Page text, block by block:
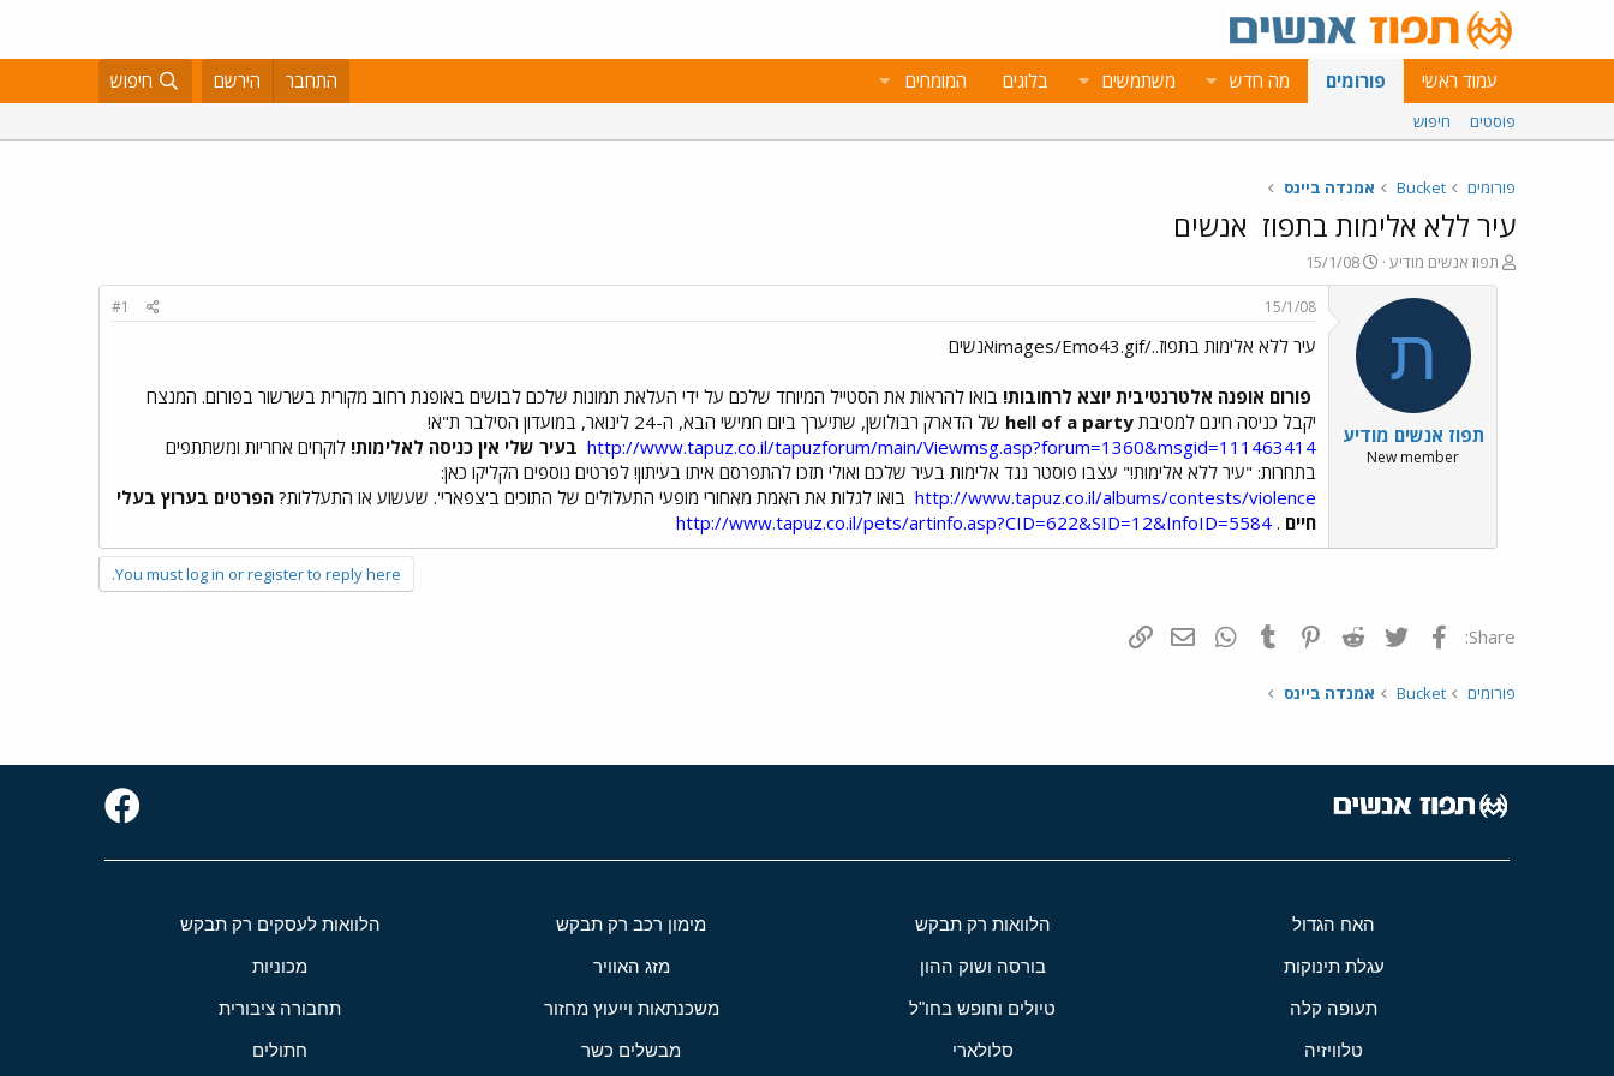
עמוד ראשי פורומים מה חדש משתמשים בלוגים המומחים התחבר הירשם חיפוש
פוסטים חיפוש
פורומים Bucket אמנדה ביינס
עיר ללא אלימות בתפוז אנשים
פ
ו
תפוז אנשים מודיע
פ
ו
ם
ב
ר
15/1/08
ת
תפוז אנשים מודיע
New member
15/1/08
#1
עיר ללא אלימות בתפוז../images/Emo43.gifאנשים
פורום אופנה אלטרנטיבית יוצא לרחובות! בואו להראות את הסטייל המיוחד שלכם על ידי העלאת תמונות שלכם לבושים באופנת רחוב מקורית בשרשור בפורום. המנצח
יקבל כניסה חינם למסיבת hell of a party של הדארק רבולושן, שתיערך ביום חמישי הבא, ה-24 לינואר, במועדון הסילבר ת"א!
http://www.tapuz.co.il/tapuzforum/main/Viewmsg.asp?forum=1360&msgid=111463414 בעיר שלי אין כניסה לאלימות! לוקחים אחריות ומשתתפים
בתחרות: "עיר ללא אלימות!" עצבו פוסטר נגד אלימות בעיר שלכם ואולי תזכו להתפרסם איתו בעיתון! לפרטים נוספים הקליקו כאן:
http://www.tapuz.co.il/albums/contests/violence בואו לגלות את האמת מאחורי מופעי התעלולים של התוכים ב'צפארי'. שעשוע או התעללות? הפרטים בערוץ בעלי
חיים .
http://www.tapuz.co.il/pets/artinfo.asp?CID=622&SID=12&InfoID=5584
You must log in or register to reply here.
Share: פייסבוק Twitter
Reddit
Pinterest
Tumblr
WhatsAppדואר אלקטרוני
פורומים Bucket אמנדה ביינס
האח הגדול הלוואות רק תבקש מימון רכב רק תבקש הלוואות לעסקים רק תבקש
עגלת תינוקות בורסה ושוק ההון מזג האוויר מכוניות
תעופה קלה טיולים וחופש בחו"ל משכנתאות וייעוץ מחזור תחבורה ציבורית
טלוויזיה סלולארי מבשלים כשר חתולים